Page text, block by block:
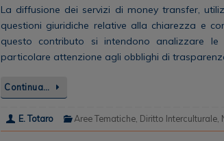
La diffusione dei servizi di money transfer,
questioni giuridiche relative alla chiarezza e
questo contributo si intendono analizzare
particolare attenzione agli obblighi di
Continua…
E. Totaro Aree Tematiche, Diritto Interculturale,